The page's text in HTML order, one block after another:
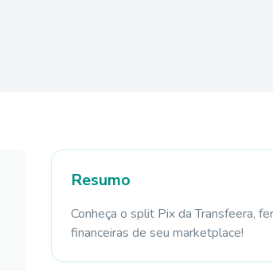
Resumo
Conheça o split Pix da Transfeera,
financeiras de seu marketplace!